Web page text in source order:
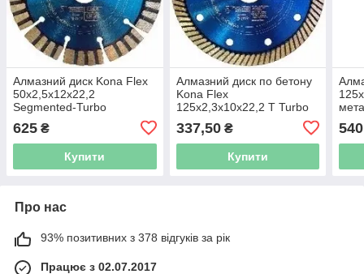
Алмазний диск Kona Flex
50x2,5x12x22,2
Segmented-Turbo
625 ₴
Купити
Алмазний диск по бетону
Kona Flex
125х2,3х10x22,2 T Turbo
337,50₴
Купити
540
Про нас
93% позитивних з 378 відгуків за рік
Працює з 02.07.2017